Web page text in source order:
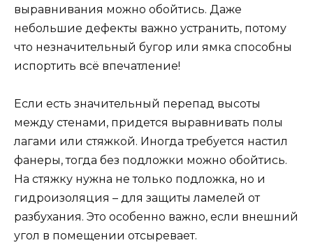
выравнивания можно обойтись. Даже
небольшие дефекты важно устранить, потому
что незначительный бугор или ямка способны
испортить всё впечатление!
Если есть значительный перепад высоты
между стенами, придется выравнивать полы
лагами или стяжкой. Иногда требуется настил
фанеры, тогда без подложки можно обойтись.
На стяжку нужна не только подложка, но и
гидроизоляция – для защиты ламелей от
разбухания. Это особенно важно, если внешний
угол в помещении отсыревает.